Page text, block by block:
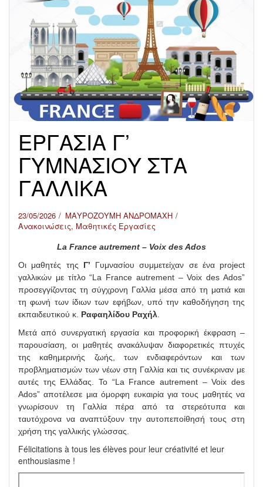
ΕΡΓΑΣΙΑ Γ’
ΓΥΜΝΑΣΙΟΥ ΣΤΑ
ΓΑΛΛΙΚΑ
23/05/2026
ΜΑΥΡΟΖΟΥΜΗ ΑΝΔΡΟΜΑΧΗ
Ανακοινώσεις, Μαθητικές Εργασίες
La France autrement – Voix des Ados
Οι μαθητές της Γ’ Γυμνασίου συμμετείχαν σε ένα project
γαλλικών με τίτλο “La France autrement – Voix des Ados”
προσεγγίζοντας τη σύγχρονη Γαλλία μέσα από τη ματιά και
τη φωνή των ίδιων των εφήβων, υπό την καθοδήγηση της
εκπαιδευτικού κ. Ραφαηλίδου Ραχήλ
Μετά από συνεργατική εργασία και προφορική έκφραση –
παρουσίαση, οι μαθητές ανακάλυψαν διαφορετικές πτυχές
της καθημερινής ζωής, των ενδιαφερόντων και των
προβληματισμών των νέων στη Γαλλία και τις συνέκριναν με
αυτές της Ελλάδας. Το “La France autrement – Voix des
Ados” αποτέλεσε μια όμορφη ευκαιρία για τους μαθητές να
γνωρίσουν τη Γαλλία πέρα από τα στερεότυπα και
ταυτόχρονα να αναπτύξουν την αυτοπεποίθησή τους στη
χρήση της γαλλικής γλώσσας.
Félicitations à tous les élèves pour leur créativité et leur
enthousiasme !